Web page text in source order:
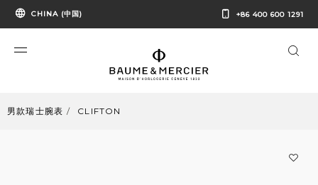
CHINA (中国) +86 400 600 1291
男款瑞士腕表 CLIFTON